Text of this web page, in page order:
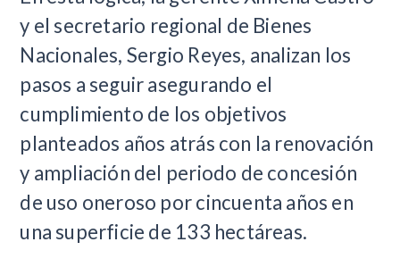
y el secretario regional de Bienes
Nacionales, Sergio Reyes, analizan los
pasos a seguir asegurando el
cumplimiento de los objetivos
planteados años atrás con la renovación
y ampliación del periodo de concesión
de uso oneroso por cincuenta años en
una superficie de 133 hectáreas.